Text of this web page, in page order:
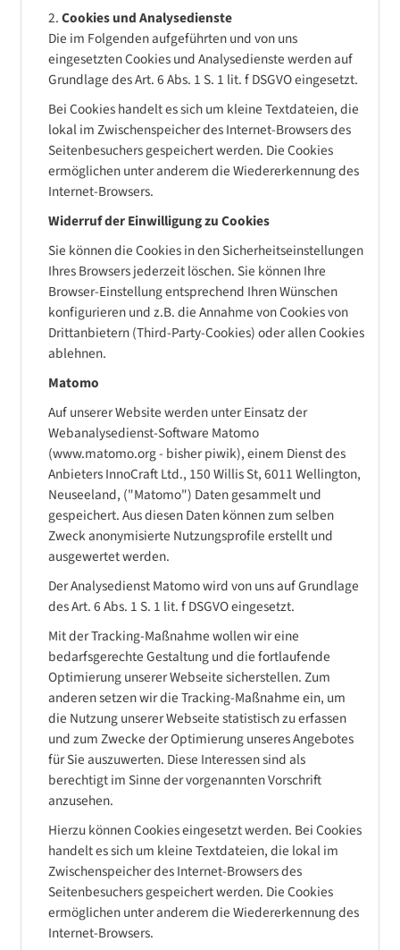
Cookies und Analysedienste
Die im Folgenden aufgeführten und von uns
eingesetzten Cookies und Analysedienste werden auf
Grundlage des Art. 6 Abs. 1 S. 1 lit. f DSGVO eingesetzt.
Bei Cookies handelt es sich um kleine Textdateien, die
lokal im Zwischenspeicher des Internet-Browsers des
Seitenbesuchers gespeichert werden. Die Cookies
ermöglichen unter anderem die Wiedererkennung des
Internet-Browsers.
Widerruf der Einwilligung zu Cookies
Sie können die Cookies in den Sicherheitseinstellungen
Ihres Browsers jederzeit löschen. Sie können Ihre
Browser-Einstellung entsprechend Ihren Wünschen
konfigurieren und z.B. die Annahme von Cookies von
Drittanbietern (Third-Party-Cookies) oder allen Cookies
ablehnen.
Matomo
Auf unserer Website werden unter Einsatz der
Webanalysedienst-Software Matomo
(www.matomo.org - bisher piwik), einem Dienst des
Anbieters InnoCraft Ltd., 150 Willis St, 6011 Wellington,
Neuseeland, ("Matomo") Daten gesammelt und
gespeichert. Aus diesen Daten können zum selben
Zweck anonymisierte Nutzungsprofile erstellt und
ausgewertet werden.
Der Analysedienst Matomo wird von uns auf Grundlage
des Art. 6 Abs. 1 S. 1 lit. f DSGVO eingesetzt.
Mit der Tracking-Maßnahme wollen wir eine
bedarfsgerechte Gestaltung und die fortlaufende
Optimierung unserer Webseite sicherstellen. Zum
anderen setzen wir die Tracking-Maßnahme ein, um
die Nutzung unserer Webseite statistisch zu erfassen
und zum Zwecke der Optimierung unseres Angebotes
für Sie auszuwerten. Diese Interessen sind als
berechtigt im Sinne der vorgenannten Vorschrift
anzusehen.
Hierzu können Cookies eingesetzt werden. Bei Cookies
handelt es sich um kleine Textdateien, die lokal im
Zwischenspeicher des Internet-Browsers des
Seitenbesuchers gespeichert werden. Die Cookies
ermöglichen unter anderem die Wiedererkennung des
Internet-Browsers.